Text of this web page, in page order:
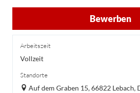
Bewerben
Arbeitszeit
Vollzeit
Standorte
Auf dem Graben 15, 66822 Lebach,